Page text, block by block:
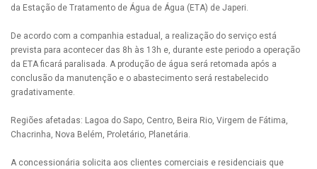
da Estação de Tratamento de Água de Água (ETA) de Japeri.
De acordo com a companhia estadual, a realização do serviço está
prevista para acontecer das 8h às 13h e, durante este periodo a operação
da ETA ficará paralisada. A produção de água será retomada após a
conclusão da manutenção e o abastecimento será restabelecido
gradativamente.
Regiões afetadas: Lagoa do Sapo, Centro, Beira Rio, Virgem de Fátima,
Chacrinha, Nova Belém, Proletário, Planetária.
A concessionária solicita aos clientes comerciais e residenciais que